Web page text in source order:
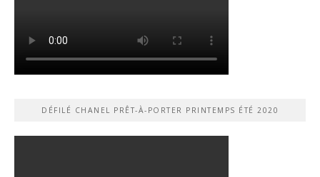
DÉFILÉ CHANEL PRÊT-À-PORTER PRINTEMPS ÉTÉ 2020